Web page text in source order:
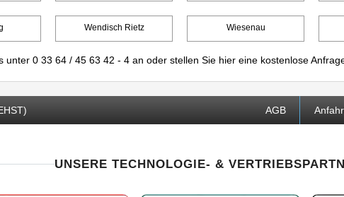
Wendisch Rietz Wiesenau
unter 0 33 64 / 45 63 42 - 4 an oder stellen Sie hier eine kostenlose
AGB
UNSERE TECHNOLOGIE- &